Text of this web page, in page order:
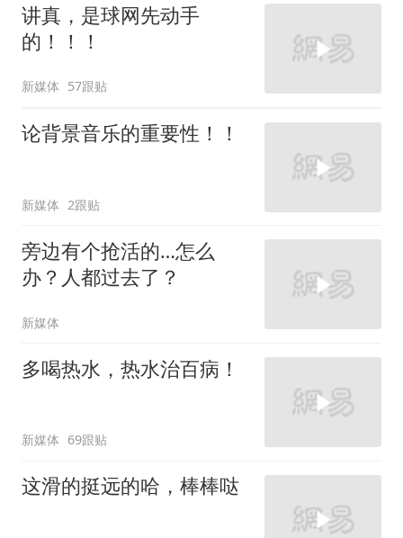
讲真，是球网先动手
的！！！
新媒体 57跟贴
论背景音乐的重要性！！
新媒体 2跟贴
旁边有个抢活的…怎么
办？人都过去了？
新媒体
多喝热水，热水治百病！
新媒体 69跟贴
这滑的挺远的哈，棒棒哒